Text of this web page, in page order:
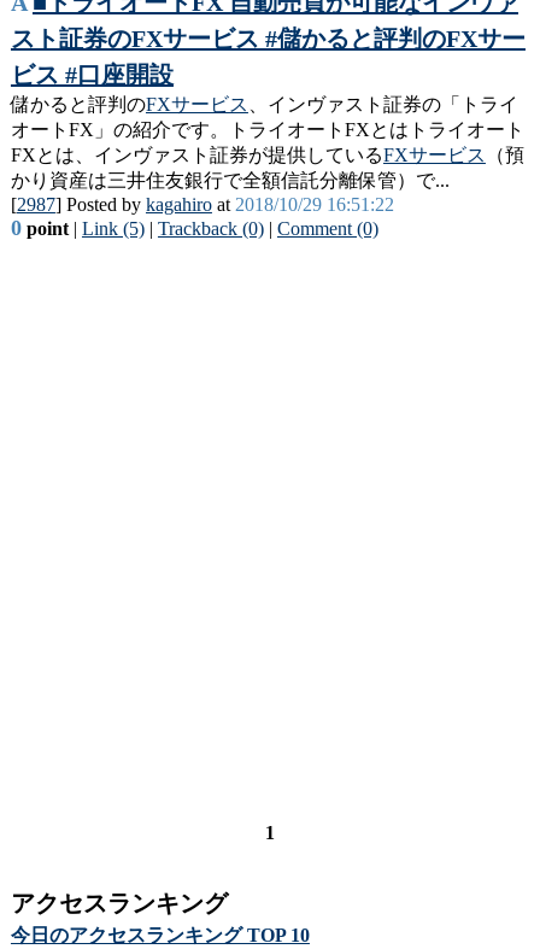
スト証券のFXサービス #儲かると評判のFXサー
ビス #口座開設
儲かると評判のFXサービス
、インヴァスト証券の「トライ
オートFX」の紹介です。トライオートFXとはトライオート
FXとは、インヴァスト証券が提供しているFXサービス
（預
かり資産は三井住友銀行で全額信託分離保管）で...
[2987] Posted by kagahiroat 2018/10/29 16:51:22
0point| Link (5)| Trackback (0)| Comment (0)
1
アクセスランキング
今日のアクセスランキング TOP 10